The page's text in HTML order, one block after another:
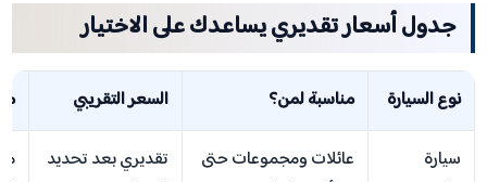
جدول أسعار تقديري يساعدك على الاختيار
نوع السيارة مناسبة لمن؟ السعر التقريبي
سيارة
عائلات ومجموعات حتى
تقديري بعد تحديد